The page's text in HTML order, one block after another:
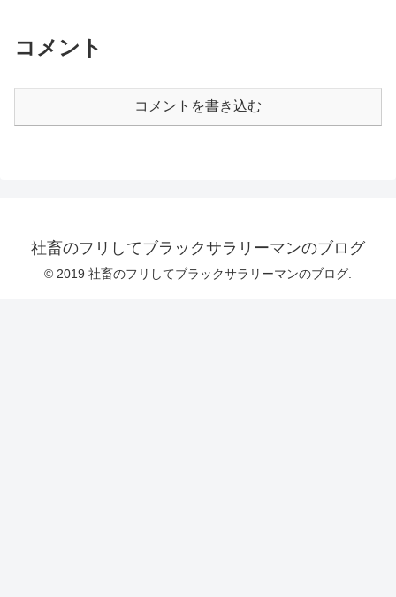
コメント
コメントを書き込む
社畜のフリしてブラックサラリーマンのブログ
© 2019 社畜のフリしてブラックサラリーマンのブログ.